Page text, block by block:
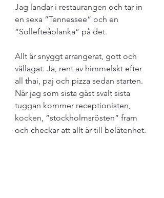
Jag landar i restaurangen och tar in
en sexa ”Tennessee” och en
”Sollefteåplanka” på det.
Allt är snyggt arrangerat, gott och
vällagat. Ja, rent av himmelskt efter
all thai, paj och pizza sedan starten.
När jag som sista gäst svalt sista
tuggan kommer receptionisten,
kocken, ”stockholmsrösten” fram
och checkar att allt är till belåtenhet.